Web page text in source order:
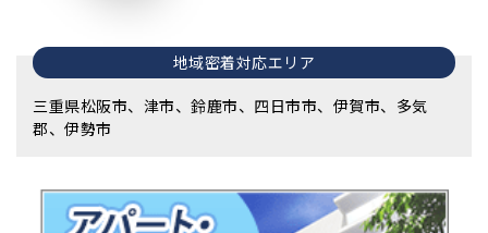
地域密着対応エリア
三重県松阪市、津市、鈴鹿市、四日市市、伊賀市、多気
郡、伊勢市